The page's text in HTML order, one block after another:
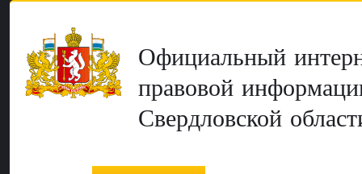
Официальный
правовой
Свердловской